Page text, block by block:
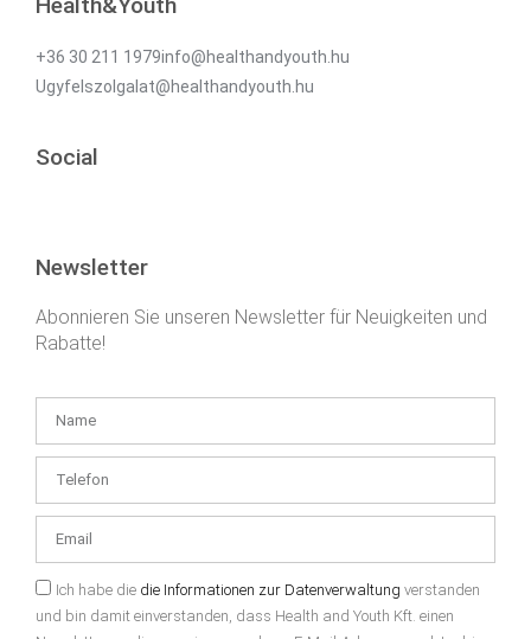
Health&Youth
+36 30 211 1979info@healthandyouth.hu
Ugyfelszolgalat@healthandyouth.hu
Social
Newsletter
Abonnieren Sie unseren Newsletter für Neuigkeiten und
Rabatte!
Ich habe die die Informationen zur Datenverwaltung verstanden
und bin damit einverstanden, dass Health and Youth Kft. einen